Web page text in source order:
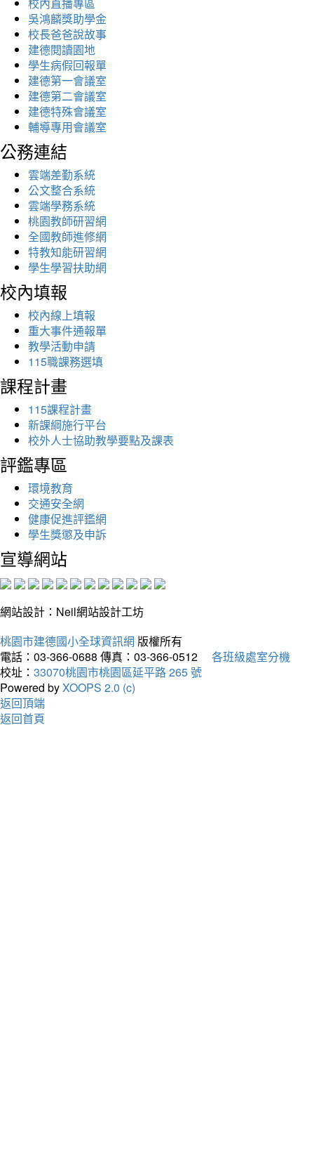
吳鴻麟獎助學金
校長爸爸說故事
建德閱讀園地
學生病假回報單
建德第一會議室
建德第二會議室
建德特殊會議室
輔導專用會議室
公務連結
雲端差勤系統
公文整合系統
雲端學務系統
桃園教師研習網
全國教師進修網
特教知能研習網
學生學習扶助網
校內填報
校內線上填報
重大事件通報單
教學活動申請
115職課務選填
課程計畫
115課程計畫
新課綱施行平台
校外人士協助教學要點及課表
評鑑專區
環境教育
交通安全網
健康促進評鑑網
學生獎懲及申訴
宣導網站
網站設計：Neil網站設計工坊
桃園市建德國小全球資訊網 版權所有
電話：03-366-0688 傳真：03-366-0512
各班級處室分機
校址： 33070桃園市桃園區延平路 265 號
Powered byXOOPS 2.0 (c)
返回頂端
返回首頁